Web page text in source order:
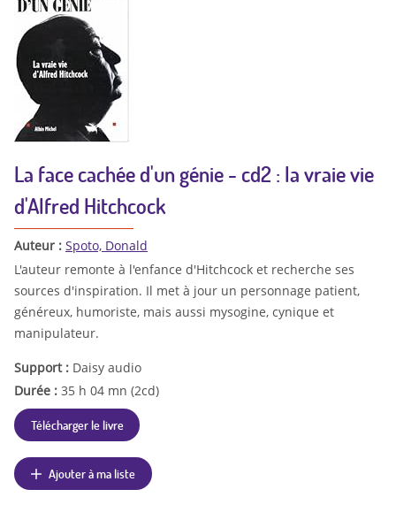
La face cachée d'un génie - cd2 : la vraie vie
d'Alfred Hitchcock
Auteur : Spoto, Donald
L'auteur remonte à l'enfance d'Hitchcock et recherche ses
sources d'inspiration. Il met à jour un personnage patient,
généreux, humoriste, mais aussi mysogine, cynique et
manipulateur.
Support : Daisy audio
Durée : 35 h 04 mn (2cd)
Télécharger le livre
Ajouter à ma liste